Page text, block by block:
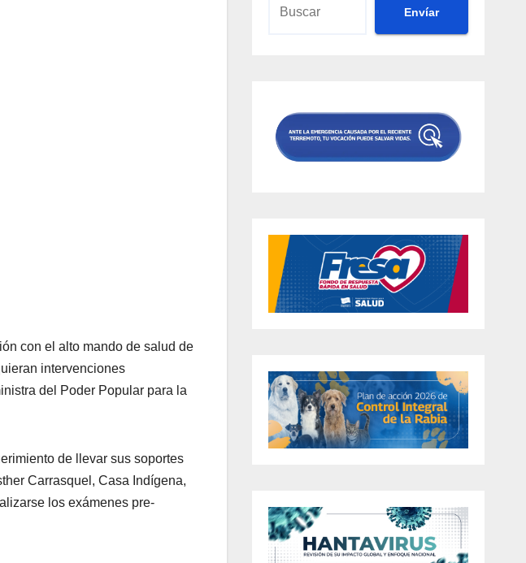
con el alto mando de salud de
intervenciones
del Poder Popular para la
de llevar sus soportes
Carrasquel, Casa Indígena,
los exámenes pre-
Envíar